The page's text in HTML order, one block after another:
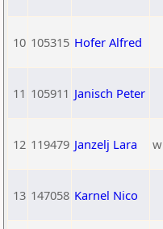
10 105315 Hofer Alfred
11 105911 Janisch Peter
12 119479 Janzelj Lara w
13 147058 Karnel Nico